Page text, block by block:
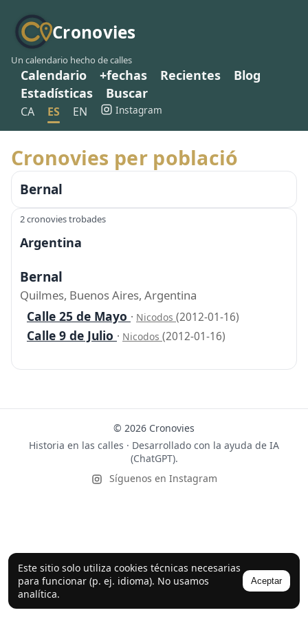
Cronovies
Un calendario hecho de calles
Calendario +fechas Recientes
Blog
Estadísticas
Buscar
CA ES EN Instagram
Este sitio solo utiliza cookies técnicas necesarias
para funcionar (p. ej. idioma). No usamos
analítica.
Aceptar
Cronovies per població
Bernal
2 cronovies trobades
Argentina
Bernal
Quilmes, Buenos Aires, Argentina
Calle 25 de Mayo · Nicodos (2012-01-16)
Calle 9 de Julio · Nicodos (2012-01-16)
© 2026 Cronovies
Historia en las calles · Desarrollado con la ayuda de IA
(ChatGPT).
Síguenos en Instagram